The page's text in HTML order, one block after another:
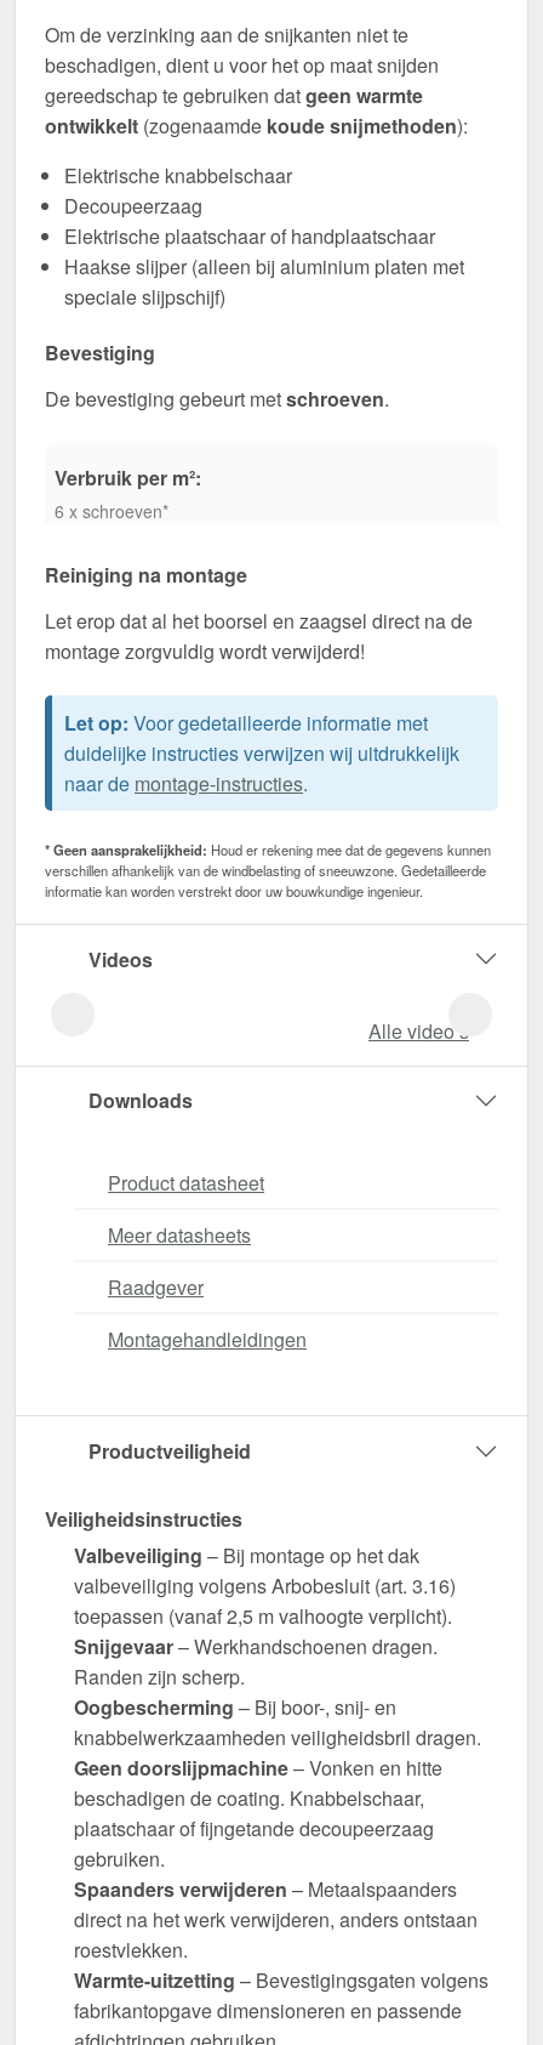
Om de verzinking aan de snijkanten niet te
beschadigen, dient u voor het op maat snijden
gereedschap te gebruiken datgeen warmte
ontwikkelt (zogenaamde koude snijmethoden):
Elektrische knabbelschaar
Decoupeerzaag
Elektrische plaatschaar of handplaatschaar
Haakse slijper (alleen bij aluminium platen met
speciale slijpschijf)
Bevestiging
De bevestiging gebeurt metschroeven.
Verbruik per m²:
6 x schroeven*
Reiniging na montage
Let erop dat al het boorsel en zaagsel direct na de
montage zorgvuldig wordt verwijderd!
Let op: Voor gedetailleerde informatie met
duidelijke instructies verwijzen wij uitdrukkelijk
naar de montage-instructies.
* Geen aansprakelijkheid: Houd er rekening mee dat de gegevens kunnen
verschillen afhankelijk van de windbelasting of sneeuwzone. Gedetailleerde
informatie kan worden verstrekt door uw bouwkundige ingenieur.
Videos
Alle video‘s
Downloads
Product datasheet
Meer datasheets
Raadgever
Montagehandleidingen
Productveiligheid
Veiligheidsinstructies
Valbeveiliging – Bij montage op het dak
valbeveiliging volgens Arbobesluit (art. 3.16)
toepassen (vanaf 2,5 m valhoogte verplicht).
Snijgevaar– Werkhandschoenen dragen.
Randen zijn scherp.
Oogbescherming – Bij boor-, snij- en
knabbelwerkzaamheden veiligheidsbril dragen.
Geen doorslijpmachine– Vonken en hitte
beschadigen de coating. Knabbelschaar,
plaatschaar of fijngetande decoupeerzaag
gebruiken.
Spaanders verwijderen – Metaalspaanders
direct na het werk verwijderen, anders ontstaan
roestvlekken.
Warmte-uitzetting – Bevestigingsgaten volgens
fabrikantopgave dimensioneren en passende